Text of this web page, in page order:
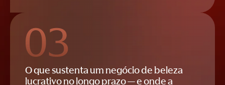
O que sustenta um negócio de beleza
lucrativo no longo prazo — e onde a